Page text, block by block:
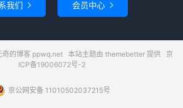
我们  会员中心 
奇的博客 ppwq.net本站主题由 themebetter提供 京
ICP备19006072号-2
京公网安备 11010502037215号